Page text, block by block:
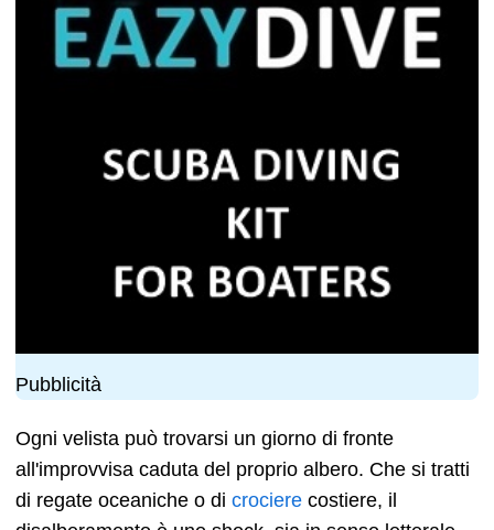
Pubblicità
Ogni velista può trovarsi un giorno di fronte
all'improvvisa caduta del proprio albero. Che si tratti
di regate oceaniche o di crociere costiere, il